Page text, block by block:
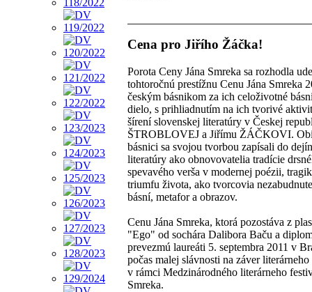
Cena pro Jiřího Žáčka!
Porota Ceny Jána Smreka sa rozhodla
tohtoročnú prestížnu Cenu Jána Smreka
českým básnikom za ich celoživotné
dielo, s prihliadnutím na ich tvorivé
šírení slovenskej literatúry v Českej
ŠTROBLOVEJ a Jiřímu ŽÁČKOVI.
básnici sa svojou tvorbou zapísali do
literatúry ako obnovovatelia tradície
spevavého verša v modernej poézii,
triumfu života, ako tvorcovia
básní, metafor a obrazov.
Cenu Jána Smreka, ktorá pozostáva z
"Ego" od sochára Dalibora Baču a
prevezmú laureáti 5. septembra 2011 v
počas malej slávnosti na záver
v rámci Medzinárodného literárneho
Smreka.